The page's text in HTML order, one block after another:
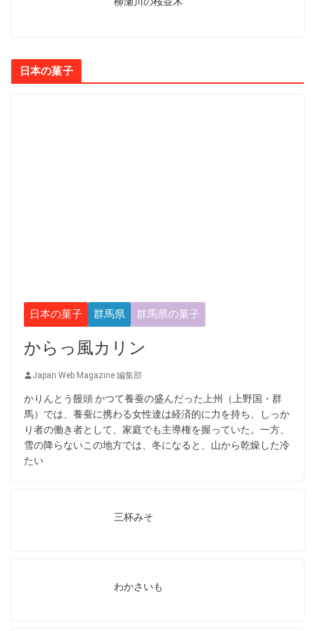
日本の菓子
日本の菓子 群馬県 群馬県の菓子
からっ風カリン
Japan Web Magazine 編集部
かりんとう饅頭 かつて養蚕の盛んだった上州（上野国・群
馬）では、養蚕に携わる女性達は経済的に力を持ち、しっか
り者の働き者として、家庭でも主導権を握っていた。一方、
雪の降らないこの地方では、冬になると、山から乾燥した冷
たい
三杯みそ
わかさいも